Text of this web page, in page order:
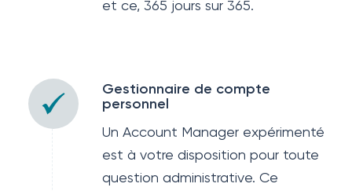
et ce, 365 jours sur 365.
Gestionnaire de compte
personnel
Un Account Manager expérimenté
est à votre disposition pour toute
question administrative. Ce